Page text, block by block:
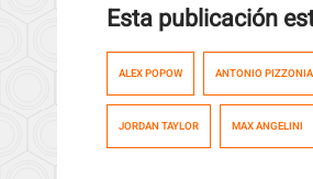
Esta publicación
ALEX POPOW ANTONIO PIZZONIA
JORDAN TAYLOR MAX ANGELINI